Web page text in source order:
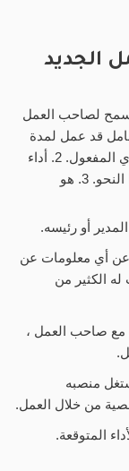
لصاحب العمل
أن يكون العامل قد عمل لمدة
ساري المفعول. 2. أداء
3. هو
أو رئيسه.
عن أي معلومات عن
له الكثير من
مع صاحب العمل ،
منصبه
من خلال العمل.
المتوقعة.